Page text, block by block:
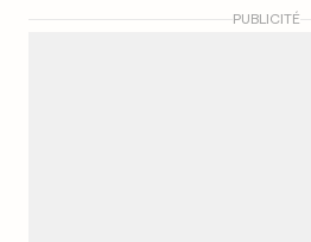
PUBLICITÉ